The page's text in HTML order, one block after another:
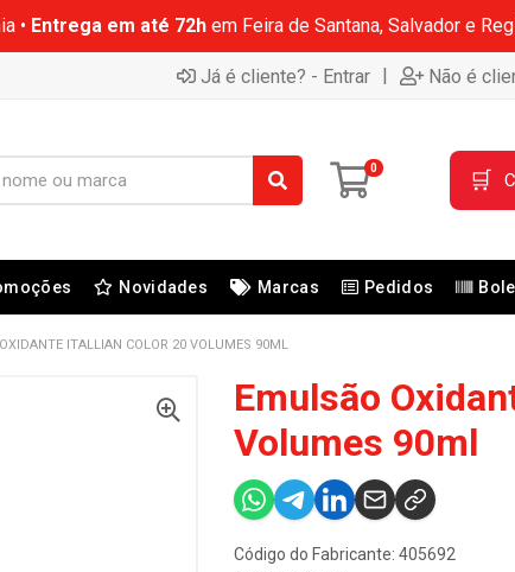
• Entrega em até 72hem Feira de Santana, Salvador e
Já é cliente? - Entrar | Não é
0 🛒
Novidades Marcas Pedidos
ITALLIAN COLOR 20 VOLUMES 90ML
Emulsão
Volumes 90ml
Código do Fabricante: 405692